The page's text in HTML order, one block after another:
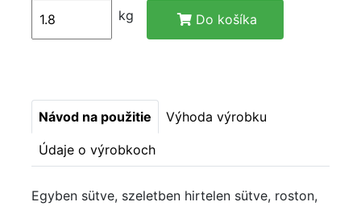
kg Do košíka
Návod na použitie Výhoda výrobku
Údaje o výrobkoch
Egyben sütve, szeletben hirtelen sütve, roston,